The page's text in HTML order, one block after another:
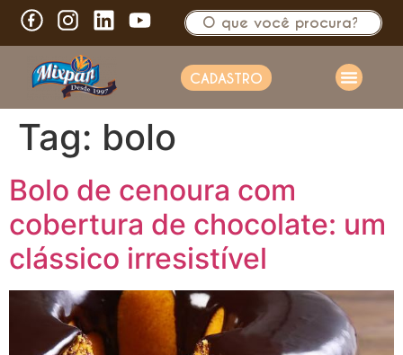
CADASTRO
Tag: bolo
Bolo de cenoura com
cobertura de chocolate: um
clássico irresistível